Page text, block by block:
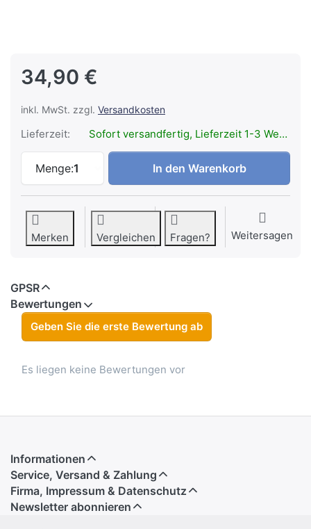
34,90 €
inkl. MwSt. zzgl. Versandkosten
Lieferzeit: Sofort versandfertig, Lieferzeit 1-3 Werktage.
Menge:1
LEDLENSER Tactical Professional
In den Warenkorb
Merken Vergleichen Fragen? Weitersagen
GPSR
Bewertungen
Geben Sie die erste Bewertung ab
Es liegen keine Bewertungen vor
Informationen
Service, Versand & Zahlung
Firma, Impressum & Datenschutz
Newsletter abonnieren